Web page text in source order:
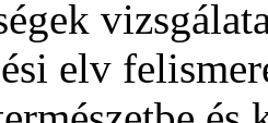
elv